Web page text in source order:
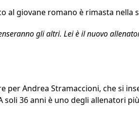
al giovane romano è rimasta nella
gli altri. Lei è il nuovo
per Andrea Stramaccioni, che si
soli 36 anni è uno degli allenatori